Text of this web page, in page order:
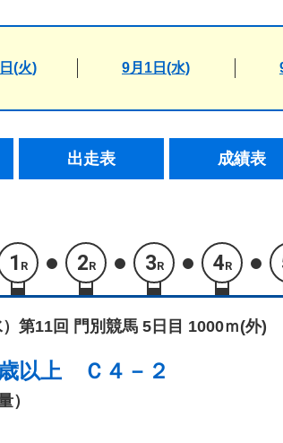
(火) 9月1日(水)
出走表 成績表
1 R 2R 3R 4R
第11回 門別競馬 5日目 1000ｍ(外)
以上 Ｃ４－２
）